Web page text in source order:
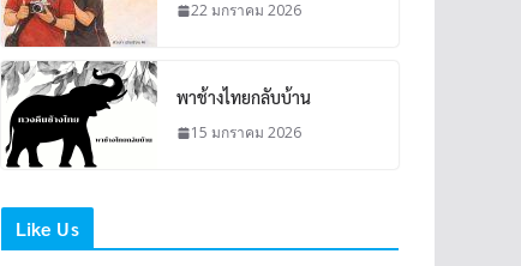
22 มกราคม 2026
พาช้างไทยกลับบ้าน
15 มกราคม 2026
Like Us